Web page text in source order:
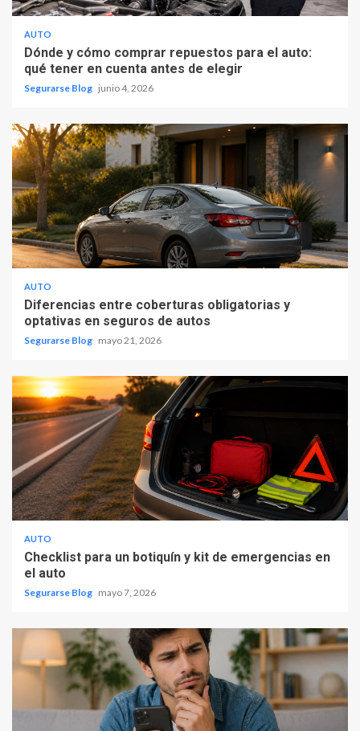
AUTO
Dónde y cómo comprar repuestos para el auto:
qué tener en cuenta antes de elegir
Segurarse Blog junio 4, 2026
AUTO
Diferencias entre coberturas obligatorias y
optativas en seguros de autos
Segurarse Blog mayo 21, 2026
AUTO
Checklist para un botiquín y kit de emergencias en
el auto
Segurarse Blog mayo 7, 2026